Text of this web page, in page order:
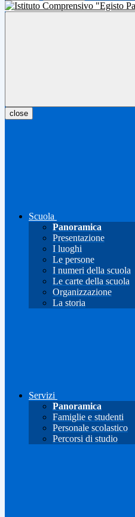
close
Scuola
Panoramica
Presentazione
I luoghi
Le persone
I numeri della scuola
Le carte della scuola
Organizzazione
La storia
Servizi
Panoramica
Famiglie e studenti
Personale scolastico
Percorsi di studio